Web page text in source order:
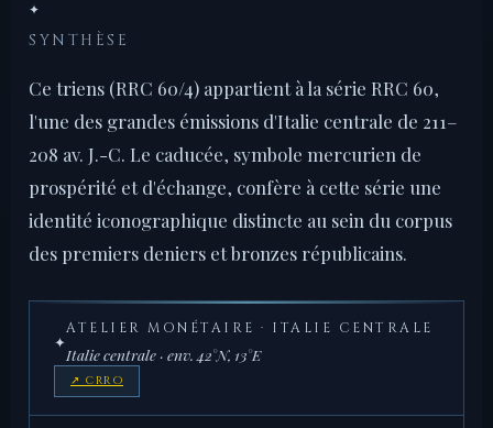
✦
SYNTHÈSE
Ce triens (RRC 60/4) appartient à la série RRC 60,
l'une des grandes émissions d'Italie centrale de 211–
208 av. J.-C. Le caducée, symbole mercurien de
prospérité et d'échange, confère à cette série une
identité iconographique distincte au sein du corpus
des premiers deniers et bronzes républicains.
✦
ATELIER MONÉTAIRE · ITALIE CENTRALE
Italie centrale · env. 42°N, 13°E
↗ CRRO